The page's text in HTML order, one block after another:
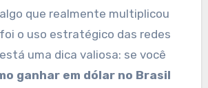
que realmente multiplicou
o uso estratégico das redes
uma dica valiosa: se você
ganhar em dólar no Brasil